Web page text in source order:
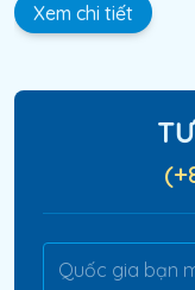
Xem chi tiết